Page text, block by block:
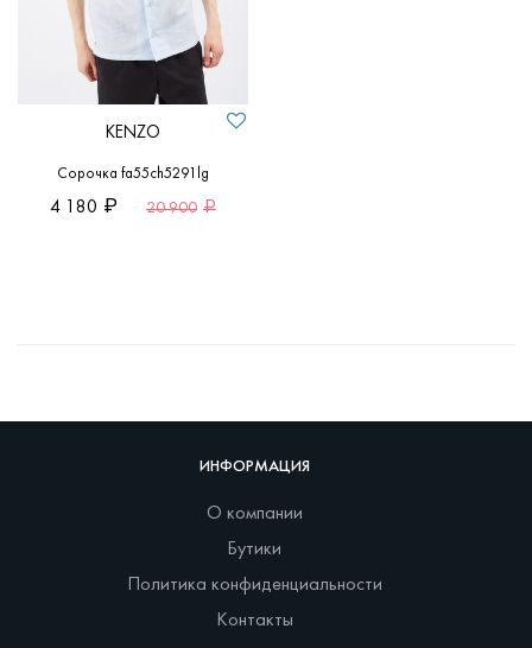
KENZO
Сорочка fa55ch5291lg
4 180 20 900
ИНФОРМАЦИЯ
О компании
Бутики
Политика конфиденциальности
Контакты